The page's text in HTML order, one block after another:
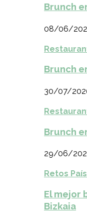
Brunch
08/06/
Brunch
30/07/
Brunch
29/06/
Retos
El mejor
Bizkaia